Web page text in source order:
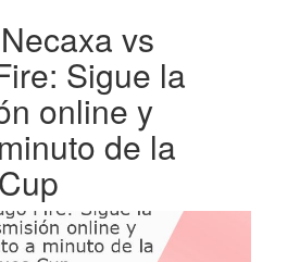
vs
Sigue la
online y
de la